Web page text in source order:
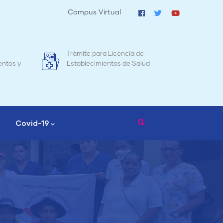
Campus Virtual
Mapa de Mortalidad Materna en
Nicaragua
Covid-19